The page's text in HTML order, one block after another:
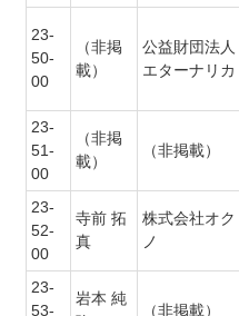
23-
50-
00
（非掲
載）
公益財団法人
エターナリカ
23-
51-
00
（非掲
載）
（非掲載）
23-
52-
00
寺前 拓
真
株式会社オク
ノ
23-
53-
岩本 純
（非掲載）